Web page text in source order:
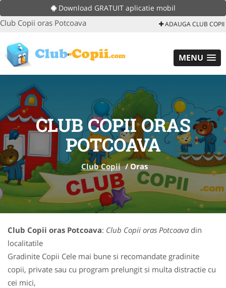
Download GRATUIT aplicatie mobil
Club Copii oras Potcoava ADAUGA CLUB COPII
MENU
CLUB COPII ORAS
POTCOAVA
Club Copii /Oras
Club Copii oras Potcoava: Club Copii oras Potcoava din
localitatile
Gradinite Copii Cele mai bune si recomandate gradinite
copii, private sau cu program prelungit si multa distractie cu
cei mici,